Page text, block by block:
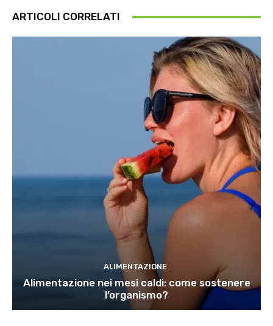
ARTICOLI CORRELATI
ALIMENTAZIONE
Alimentazione nei mesi caldi: come sostenere
l’organismo?